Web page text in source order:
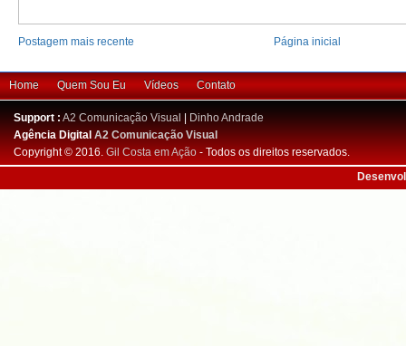
Postagem mais recente Página inicial
Home Quem Sou Eu Vídeos Contato
Support : A2 Comunicação Visual | Dinho Andrade
Agência DigitalA2 Comunicação Visual
Copyright © 2016. Gil Costa em Ação - Todos os direitos reservados.